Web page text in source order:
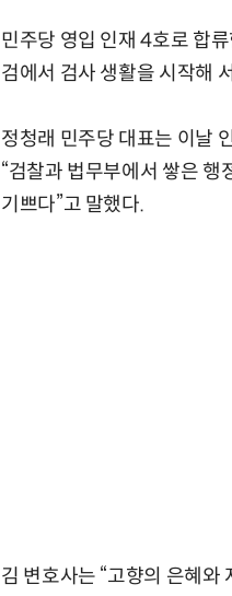
민주당 영입 인재 4호로 합
검에서 검사 생활을 시작해
정청래 민주당 대표는 이날
“검찰과 법무부에서 쌓은
기쁘다”고 말했다.
김 변호사는 “고향의 은혜와